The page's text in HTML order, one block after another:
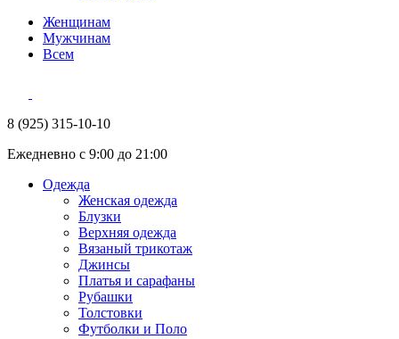
Женщинам
Мужчинам
Всем
8 (925) 315-10-10
Ежедневно с 9:00 до 21:00
Одежда
Женская одежда
Блузки
Верхняя одежда
Вязаный трикотаж
Джинсы
Платья и сарафаны
Рубашки
Толстовки
Футболки и Поло